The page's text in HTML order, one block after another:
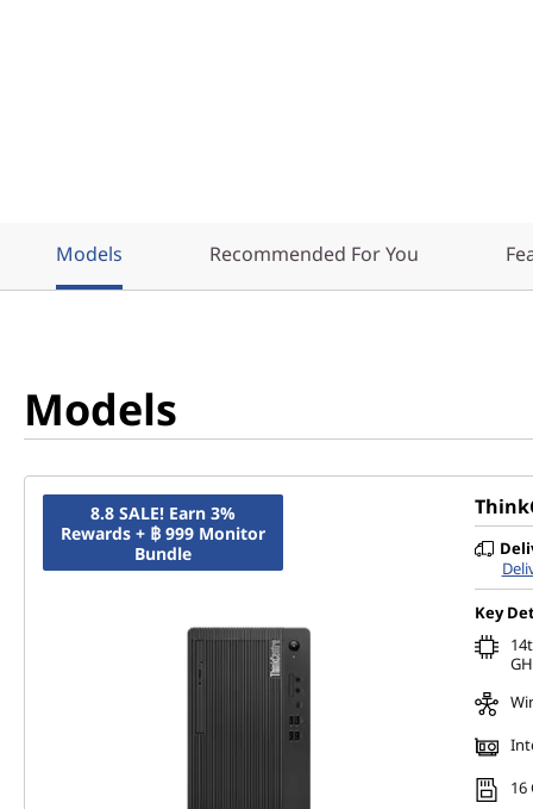
Models Recommended For You
Models
8.8 SALE! Earn 3%
Rewards + ฿ 999 Monitor
Bundle
Key
16